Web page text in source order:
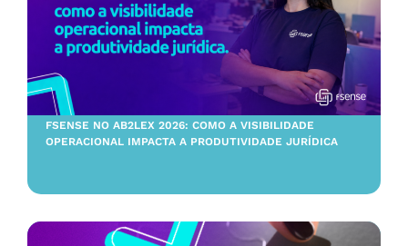
FSENSE NO AB2LEX 2026: COMO A VISIBILIDADE
OPERACIONAL IMPACTA A PRODUTIVIDADE JURÍDICA